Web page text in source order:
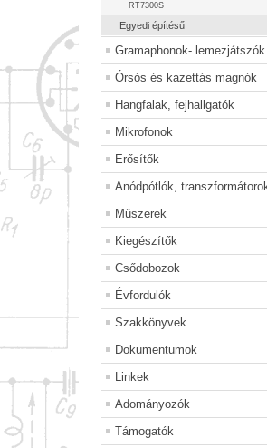
RT7300S
Egyedi építésű
Gramaphonok- lemezjátszók
Órsós és kazettás magnók
Hangfalak, fejhallgatók
Mikrofonok
Erősítők
Anódpótlók,
Műszerek
Kiegészítők
Csődobozok
Évfordulók
Szakkönyvek
Dokumentumok
Linkek
Adományozók
Támogatók